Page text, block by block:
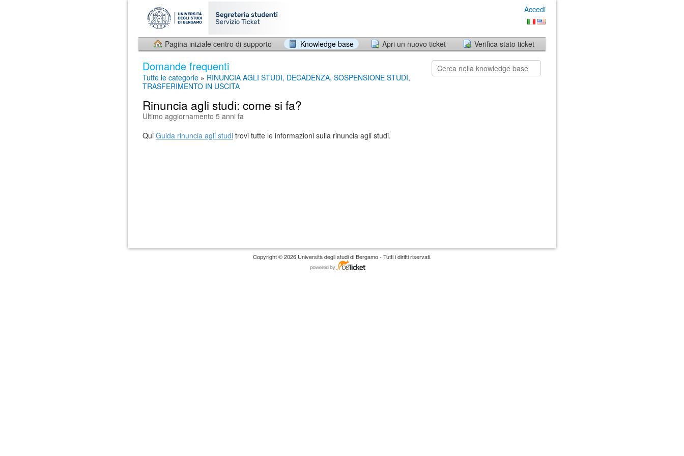
Accedi
Pagina iniziale centro di supporto Knowledge base Apri un nuovo ticket Verifica stato ticket
Domande frequenti
Tutte le categorie » RINUNCIA AGLI STUDI, DECADENZA, SOSPENSIONE STUDI,
TRASFERIMENTO IN USCITA
Rinuncia agli studi: come si fa?
Ultimo aggiornamento 5 anni fa
Qui Guida rinuncia agli studi trovi tutte le informazioni sulla rinuncia agli studi.
Copyright © 2026 Università degli studi di Bergamo - Tutti i diritti riservati.